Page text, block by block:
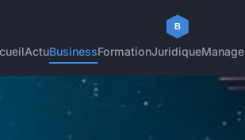
ActuBusinessFormationJuridique